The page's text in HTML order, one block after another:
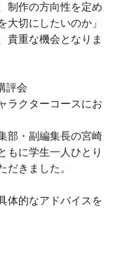
制作の方向性を定め
大切にしたいのか」
貴重な機会となりま
評会
ラクターコースにお
部・副編集長の宮崎
もに学生一人ひとり
きました。
体的なアドバイスを